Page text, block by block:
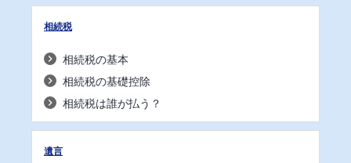
相続税
相続税の基本
相続税の基礎控除
相続税は誰が払う？
遺言